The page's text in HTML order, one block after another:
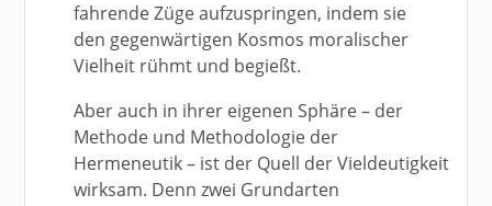
fahrende Züge aufzuspringen, indem sie
den gegenwärtigen Kosmos moralischer
Vielheit rühmt und begießt.
Aber auch in ihrer eigenen Sphäre – der
Methode und Methodologie der
Hermeneutik – ist der Quell der Vieldeutigkeit
wirksam. Denn zwei Grundarten